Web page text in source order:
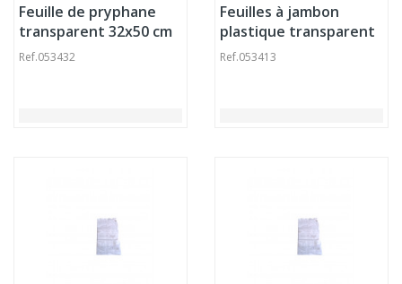
Feuille de pryphane
transparent 32x50 cm
(1000 pièces)
Ref.053432
Feuilles à jambon
plastique transparent
1000x650x30 mm 10
Ref.053413